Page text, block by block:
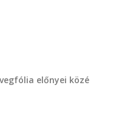
előnyei közé